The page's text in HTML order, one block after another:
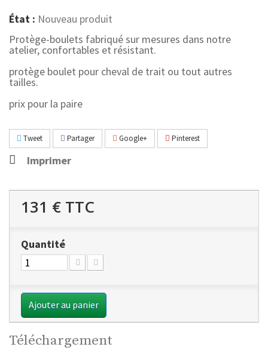
État : Nouveau produit
Protège-boulets fabriqué sur mesures dans notre
atelier, confortables et résistant.
protège boulet pour cheval de trait ou tout autres
tailles.
prix pour la paire
Tweet Partager Google+ Pinterest
Imprimer
131 € TTC
Quantité
Ajouter au panier
Téléchargement